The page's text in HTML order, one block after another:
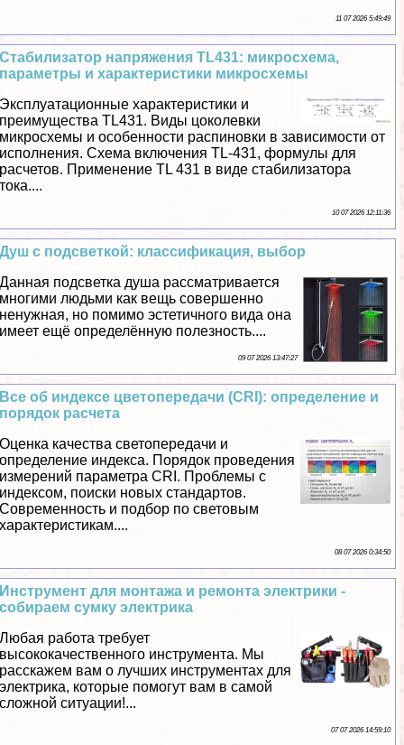
11 07 2026 5:49:49
Стабилизатор напряжения TL431: микросхема,
параметры и хаpaктеристики микросхемы
Эксплуатационные хаpaктеристики и
преимущества TL431. Виды цоколевки
микросхемы и особенности распиновки в зависимости от
исполнения. Схема включения TL-431, формулы для
расчетов. Применение TL 431 в виде стабилизатора
тока....
10 07 2026 12:11:36
Душ с подсветкой: классификация, выбор
Данная подсветка душа рассматривается
многими людьми как вещь совершенно
ненужная, но помимо эстетичного вида она
имеет ещё определённую полезность....
09 07 2026 13:47:27
Все об индексе цветопередачи (CRI): определение и
порядок расчета
Оценка качества светопередачи и
определение индекса. Порядок проведения
измерений параметра CRI. Проблемы с
индексом, поиски новых стандартов.
Современность и подбор по световым
хаpaктеристикам....
08 07 2026 0:34:50
Инструмент для монтажа и ремонта электрики -
собираем сумку электрика
Любая работа требует
высококачественного инструмента. Мы
расскажем вам о лучших инструментах для
электрика, которые помогут вам в самой
сложной ситуации!...
07 07 2026 14:59:10